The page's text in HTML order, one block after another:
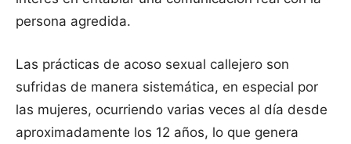
persona agredida.
Las prácticas de acoso sexual callejero son
sufridas de manera sistemática, en especial por
las mujeres, ocurriendo varias veces al día desde
aproximadamente los 12 años, lo que genera